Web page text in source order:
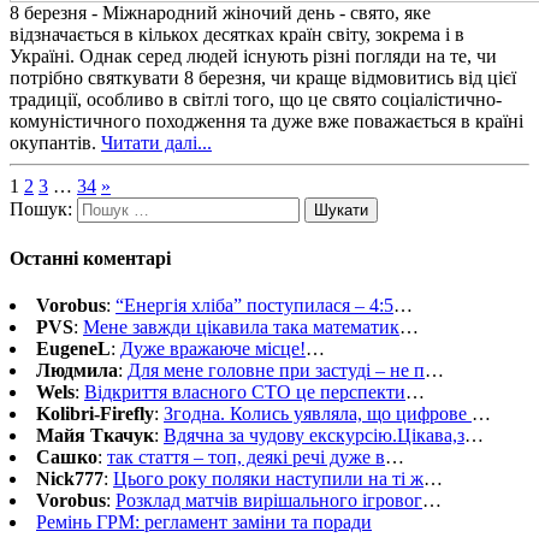
8 березня - Міжнародний жіночий день - свято, яке
відзначається в кількох десятках країн світу, зокрема і в
Україні. Однак серед людей існують різні погляди на те, чи
потрібно святкувати 8 березня, чи краще відмовитись від цієї
традиції, особливо в світлі того, що це свято соціалістично-
комуністичного походження та дуже вже поважається в країні
окупантів. Читати далі...
1 2 3 … 34 »
Пошук:
Останні коментарі
Vorobus: “Енергія хліба” поступилася – 4:5…
PVS: Мене завжди цікавила така математик…
EugeneL: Дуже вражаюче місце!…
Людмила: Для мене головне при застуді – не п…
Wels: Відкриття власного СТО це перспекти…
Kolibri-Firefly: Згодна. Колись уявляла, що цифрове …
Майя Ткачук: Вдячна за чудову екскурсію.Цікава,з…
Сашко: так стаття – топ, деякі речі дуже в…
Nick777: Цього року поляки наступили на ті ж…
Vorobus: Розклад матчів вирішального ігровог…
Ремінь ГРМ: регламент заміни та поради